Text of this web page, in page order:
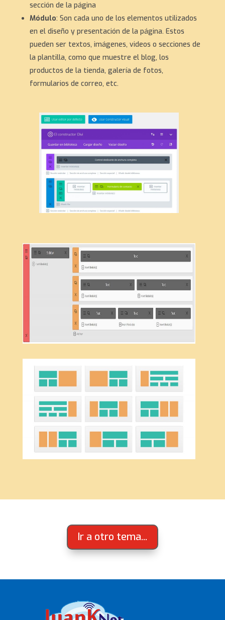
sección de la página
Módulo: Son cada uno de los elementos utilizados
en el diseño y presentación de la página. Estos
pueden ser textos, imágenes, videos o secciones de
la plantilla, como que muestre el blog, los
productos de la tienda, galería de fotos,
formularios de correo, etc.
Ir a otro tema...